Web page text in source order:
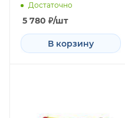
Достаточно
5 780 ₽/шт
В корзину